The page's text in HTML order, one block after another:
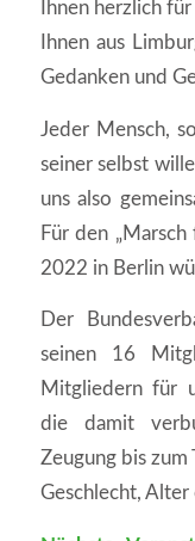
Ihnen herzlich
Ihnen aus
Gedanken und
Jeder Mensch,
seiner selbst
uns also
Für den
2022 in Berlin
Der
seinen 16
Mitgliedern für
die damit
Zeugung bis
Geschlecht, Alter